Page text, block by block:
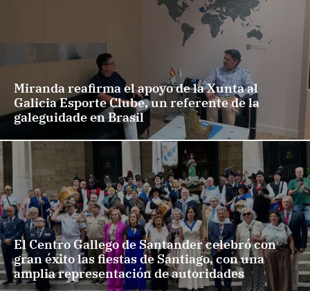
Miranda reafirma el apoyo de la Xunta al
Galicia Esporte Clube, un referente de la
galeguidade en Brasil
El Centro Gallego de Santander celebró con
gran éxito las fiestas de Santiago, con una
amplia representación de autoridades